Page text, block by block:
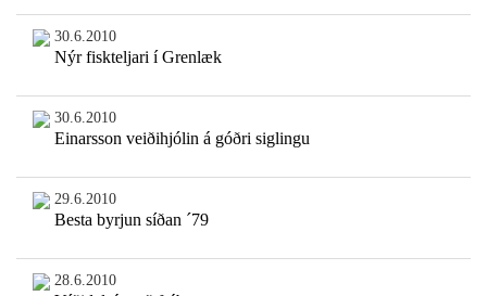
30.6.2010
Nýr fiskteljari í Grenlæk
30.6.2010
Einarsson veiðihjólin á góðri siglingu
29.6.2010
Besta byrjun síðan ´79
28.6.2010